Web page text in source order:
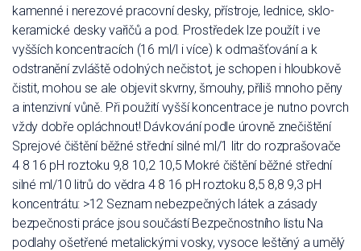
kamenné i nerezové pracovní desky, přístroje, lednice, sklo-
keramické desky vařičů a pod. Prostředek lze použít i ve
vyšších koncentracích (16 ml/l i více) k odmašťování a k
odstranění zvláště odolných nečistot, je schopen i hloubkově
čistit, mohou se ale objevit skvrny, šmouhy, příliš mnoho pěny
a intenzivní vůně. Při použití vyšší koncentrace je nutno povrch
vždy dobře opláchnout! Dávkování podle úrovně znečištění
Sprejové čištění běžné střední silné ml/1 litr do rozprašovače
4 8 16 pH roztoku 9,8 10,2 10,5 Mokré čištění běžné střední
silné ml/10 litrů do vědra 4 8 16 pH roztoku 8,5 8,8 9,3 pH
koncentrátu: >12 Seznam nebezpečných látek a zásady
bezpečnosti práce jsou součástí Bezpečnostního listu Na
podlahy ošetřené metalickými vosky, vysoce leštěný a umělý